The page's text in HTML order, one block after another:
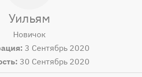
Уильям
Новичок
3 Сентябрь 2020
30 Сентябрь 2020